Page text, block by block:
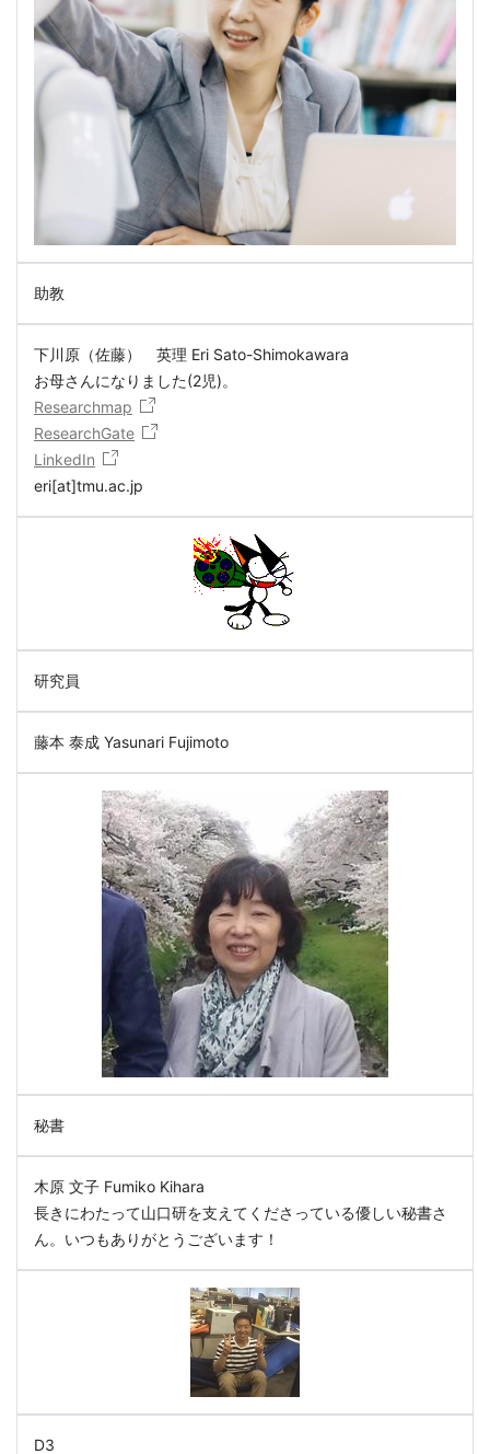
助教
下川原（佐藤） 英理 Eri Sato-Shimokawara
お母さんになりました(2児)。
Researchmap
ResearchGate
LinkedIn
eri[at]tmu.ac.jp
研究員
藤本 泰成 Yasunari Fujimoto
秘書
木原 文子 Fumiko Kihara
長きにわたって山口研を支えてくださっている優しい秘書さ
ん。いつもありがとうございます！
D3